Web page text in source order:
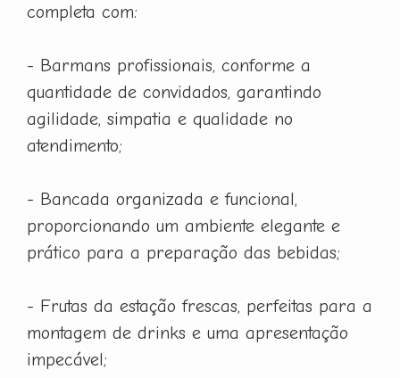
completa com:
- Barmans profissionais, conforme a
quantidade de convidados, garantindo
agilidade, simpatia e qualidade no
atendimento;
- Bancada organizada e funcional,
proporcionando um ambiente elegante e
prático para a preparação das bebidas;
- Frutas da estação frescas, perfeitas para a
montagem de drinks e uma apresentação
impecável;